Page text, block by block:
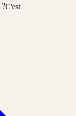
?C'est